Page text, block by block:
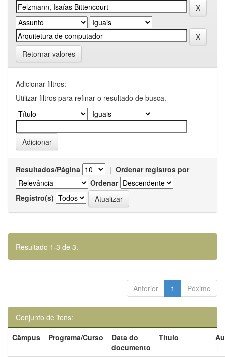
Retornar valores
Adicionar filtros:
Utilizar filtros para refinar o resultado de busca.
Resultados/Página | Ordenar registros por
Ordenar
Registro(s)
Resultado 1-3 de 3.
Anterior 1 Póximo
Conjunto de itens:
Câmpus
Programa/Curso
Data do
documento
Título